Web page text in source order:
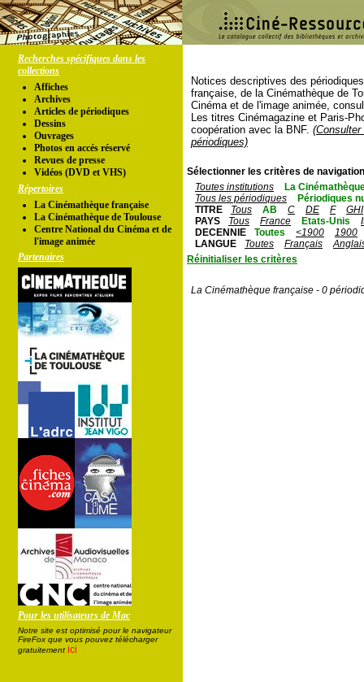
Recherches spécifiques dans les
collections
Affiches
Archives
Articles de périodiques
Dessins
Ouvrages
Photos en accés réservé
Revues de presse
Vidéos (DVD et VHS)
Répertoires
La Cinémathèque française
La Cinémathèque de Toulouse
Centre National du Cinéma et de
l'image animée
Partenaires
Pour les utilisateurs de Mac
Notre site est optimisé pour le navigateur
FireFox que vous pouvez télécharger
gratuitement ici
Notices descriptives des
française, de la Cinémathèque de
Cinéma et de l'image animée,
Les titres Cinémagazine et Paris-
coopération avec la BNF.
périodiques)
Sélectionner les critères de
Toutes institutions
La
Tous les périodiques
Périodiques
TITRE
Tous AB C DE F
GHI
PAYS
Tous France Etats-Unis
DECENNIE
Toutes <1900
1900
LANGUE
Toutes Français
Réinitialiser les critères
La Cinémathèque française - 0